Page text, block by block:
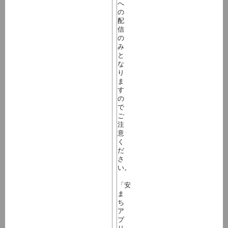
へ
の
配
信
の
み
と
な
り
ま
す
の
で
ご
注
意
く
だ
さ
い。
「安
ま
ち
ア
プ